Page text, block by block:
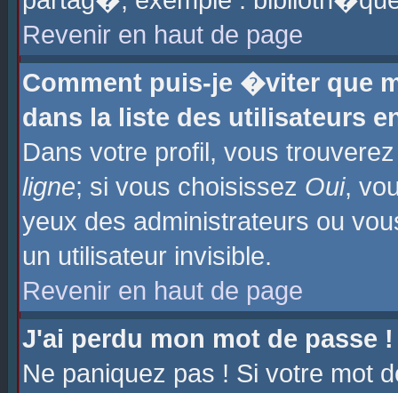
Revenir en haut de page
Comment puis-je �viter que
dans la liste des utilisateurs
Dans votre profil, vous
ligne; si vous choisissez Oui,
yeux des administrateurs ou
un utilisateur invisible.
Revenir en haut de page
J'ai perdu mon mot de passe !
Ne paniquez pas ! Si votre